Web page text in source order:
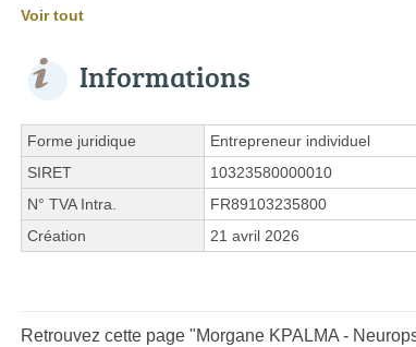
Voir tout
Informations
Forme juridique
Entrepreneur individuel
SIRET
10323580000010
N° TVA Intra.
FR89103235800
Création
21 avril 2026
Retrouvez cette page "Morgane KPALMA -